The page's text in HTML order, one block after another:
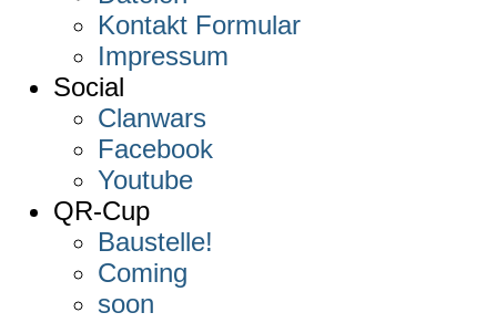
Kontakt Formular
Impressum
Social
Clanwars
Facebook
Youtube
QR-Cup
Baustelle!
Coming
soon